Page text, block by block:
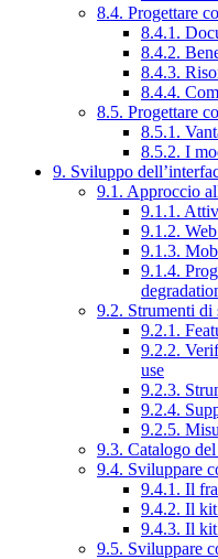
8.4. Progettare
8.4.1.
8.4.2.
8.4.3.
8.4.4.
8.5. Progettare
8.5.1.
8.5.2. I
9. Sviluppo
9.1. Approccio
9.1.1.
9.1.2.
9.1.3.
9.1.4.
9.2. Strumenti di
9.2.1.
9.2.2.
use
9.2.3.
9.2.4.
9.2.5.
9.3. Catalogo
9.4. Sviluppare
9.4.1. Il
9.4.2. Il
9.4.3. Il
9.5. Sviluppare